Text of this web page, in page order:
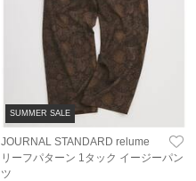
SUMMER SALE
JOURNAL STANDARD relume
リーフパターン 1タック イージーパン
ツ